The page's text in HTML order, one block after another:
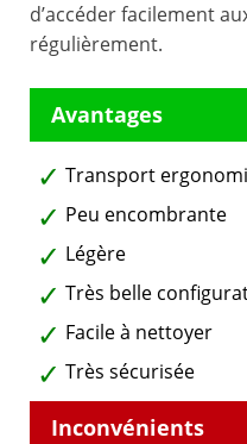
d’accéder facilement
régulièrement.
Transport
Peu encombrante
Légère
Très belle
Facile à nettoyer
Très sécurisée